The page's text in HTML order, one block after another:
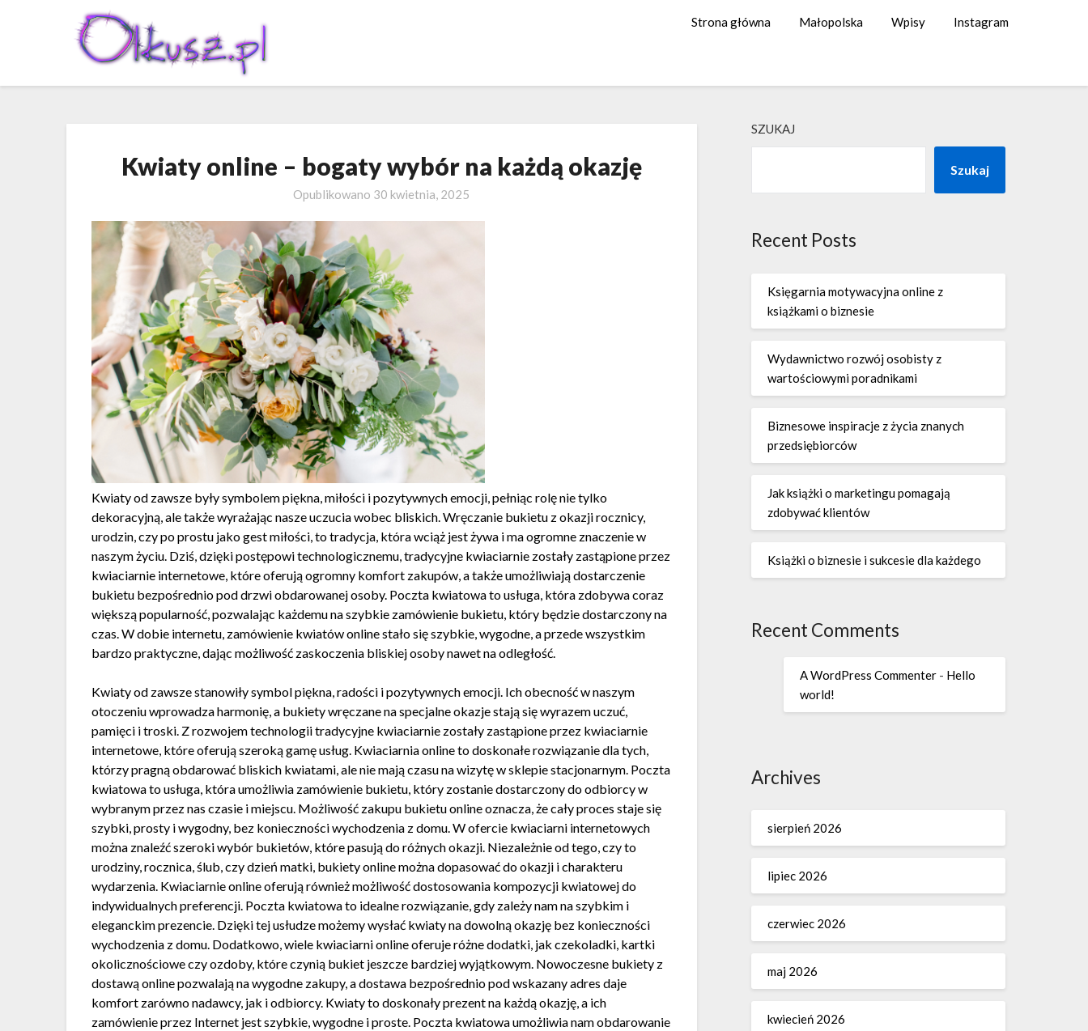
Strona główna Małopolska Wpisy Instagram
Kwiaty online – bogaty wybór na każdą okazję
Opublikowano 30 kwietnia, 2025
Kwiaty od zawsze były symbolem piękna, miłości i pozytywnych emocji, pełniąc rolę nie tylko
dekoracyjną, ale także wyrażając nasze uczucia wobec bliskich. Wręczanie bukietu z okazji rocznicy,
urodzin, czy po prostu jako gest miłości, to tradycja, która wciąż jest żywa i ma ogromne znaczenie w
naszym życiu. Dziś, dzięki postępowi technologicznemu, tradycyjne kwiaciarnie zostały zastąpione przez
kwiaciarnie internetowe, które oferują ogromny komfort zakupów, a także umożliwiają dostarczenie
bukietu bezpośrednio pod drzwi obdarowanej osoby. Poczta kwiatowa to usługa, która zdobywa coraz
większą popularność, pozwalając każdemu na szybkie zamówienie bukietu, który będzie dostarczony na
czas. W dobie internetu, zamówienie kwiatów online stało się szybkie, wygodne, a przede wszystkim
bardzo praktyczne, dając możliwość zaskoczenia bliskiej osoby nawet na odległość.
Kwiaty od zawsze stanowiły symbol piękna, radości i pozytywnych emocji. Ich obecność w naszym
otoczeniu wprowadza harmonię, a bukiety wręczane na specjalne okazje stają się wyrazem uczuć,
pamięci i troski. Z rozwojem technologii tradycyjne kwiaciarnie zostały zastąpione przez kwiaciarnie
internetowe, które oferują szeroką gamę usług. Kwiaciarnia online to doskonałe rozwiązanie dla tych,
którzy pragną obdarować bliskich kwiatami, ale nie mają czasu na wizytę w sklepie stacjonarnym. Poczta
kwiatowa to usługa, która umożliwia zamówienie bukietu, który zostanie dostarczony do odbiorcy w
wybranym przez nas czasie i miejscu. Możliwość zakupu bukietu online oznacza, że cały proces staje się
szybki, prosty i wygodny, bez konieczności wychodzenia z domu. W ofercie kwiaciarni internetowych
można znaleźć szeroki wybór bukietów, które pasują do różnych okazji. Niezależnie od tego, czy to
urodziny, rocznica, ślub, czy dzień matki, bukiety online można dopasować do okazji i charakteru
wydarzenia. Kwiaciarnie online oferują również możliwość dostosowania kompozycji kwiatowej do
indywidualnych preferencji. Poczta kwiatowa to idealne rozwiązanie, gdy zależy nam na szybkim i
eleganckim prezencie. Dzięki tej usłudze możemy wysłać kwiaty na dowolną okazję bez konieczności
wychodzenia z domu. Dodatkowo, wiele kwiaciarni online oferuje różne dodatki, jak czekoladki, kartki
okolicznościowe czy ozdoby, które czynią bukiet jeszcze bardziej wyjątkowym. Nowoczesne bukiety z
dostawą online pozwalają na wygodne zakupy, a dostawa bezpośrednio pod wskazany adres daje
komfort zarówno nadawcy, jak i odbiorcy. Kwiaty to doskonały prezent na każdą okazję, a ich
zamówienie przez Internet jest szybkie, wygodne i proste. Poczta kwiatowa umożliwia nam obdarowanie
SZUKAJ
Szukaj
Recent Posts
Księgarnia motywacyjna online z
książkami o biznesie
Wydawnictwo rozwój osobisty z
wartościowymi poradnikami
Biznesowe inspiracje z życia znanych
przedsiębiorców
Jak książki o marketingu pomagają
zdobywać klientów
Książki o biznesie i sukcesie dla każdego
Recent Comments
A WordPress Commenter- Hello
world!
Archives
sierpień 2026
lipiec 2026
czerwiec 2026
maj 2026
kwiecień 2026